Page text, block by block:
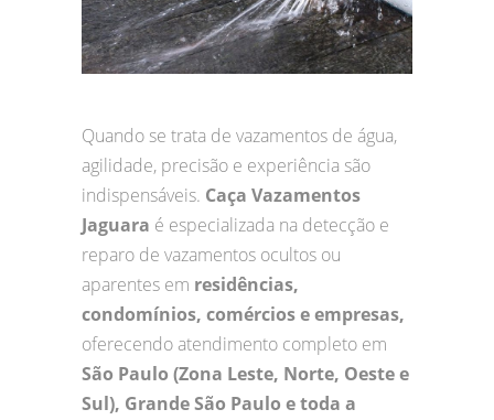
Quando se trata de vazamentos de água,
agilidade, precisão e experiência são
indispensáveis. Caça Vazamentos
Jaguara é especializada na detecção e
reparo de vazamentos ocultos ou
aparentes em residências,
condomínios, comércios e empresas,
oferecendo atendimento completo em
São Paulo (Zona Leste, Norte, Oeste e
Sul), Grande São Paulo e toda a